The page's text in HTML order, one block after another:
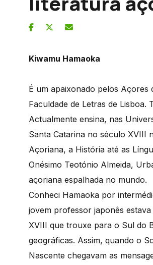
Kiwamu Hamaoka
É um apaixonado pelos
Faculdade de Letras de
Actualmente ensina, nas
Santa Catarina no século XVIII
Açoriana, a História até as
Onésimo Teotónio Almeida,
açoriana espalhada no mundo.
Conheci Hamaoka por
jovem professor japonês
XVIII que trouxe para o Sul do
geográficas. Assim, quando o
Nascente chegavam as